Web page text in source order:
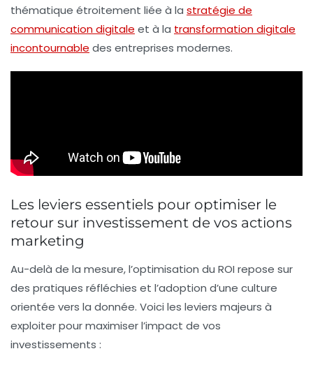
thématique étroitement liée à la stratégie de
communication digitale et à la transformation digitale
incontournable des entreprises modernes.
Les leviers essentiels pour optimiser le
retour sur investissement de vos actions
marketing
Au-delà de la mesure, l’optimisation du ROI repose sur
des pratiques réfléchies et l’adoption d’une culture
orientée vers la donnée. Voici les leviers majeurs à
exploiter pour maximiser l’impact de vos
investissements :